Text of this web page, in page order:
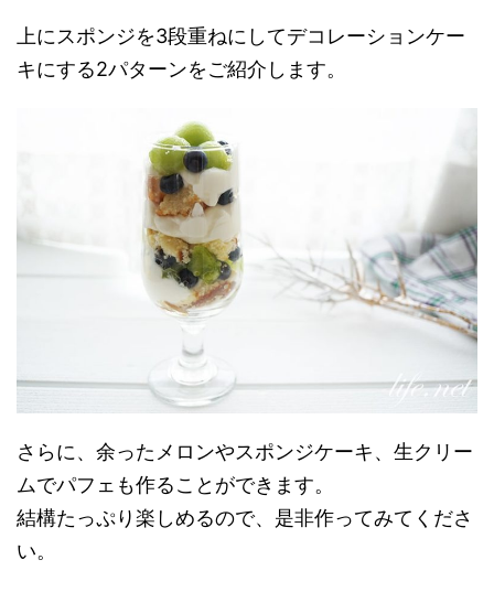
上にスポンジを3段重ねにしてデコレーションケー
キにする2パターンをご紹介します。
さらに、余ったメロンやスポンジケーキ、生クリー
ムでパフェも作ることができます。
結構たっぷり楽しめるので、是非作ってみてくださ
い。